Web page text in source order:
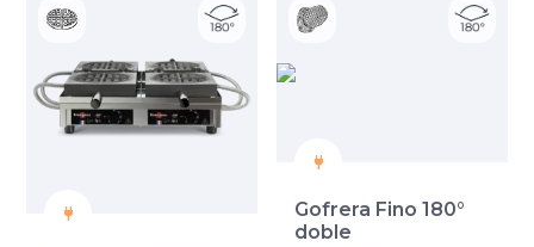
Gofrera Fino 180°
doble